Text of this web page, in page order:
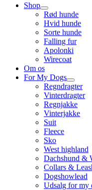
Shop
Rød hunde
Hvid hunde
Sorte hunde
Falling fur
Apolonki
Wirecoat
Om os
For My Dogs
Regndragter
Vinterdragter
Regnjakke
Vinterjakke
Suit
Fleece
Sko
West highland
Dachshund &
Collars &
Dogshowlead
Udsalg for my